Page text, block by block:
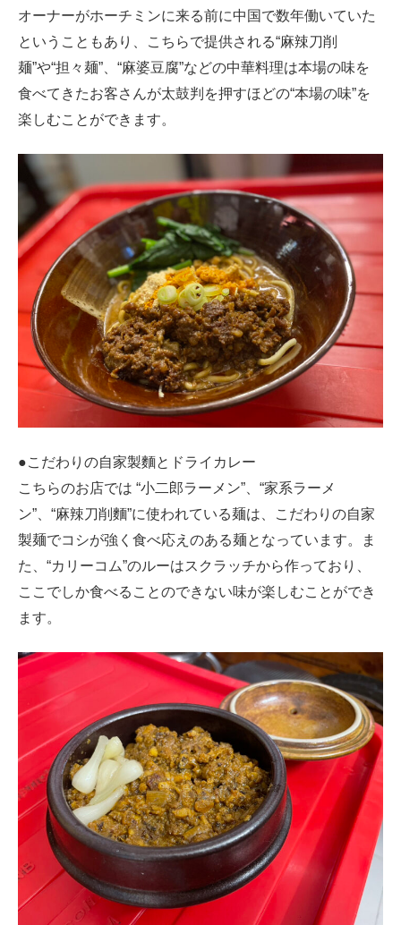
オーナーがホーチミンに来る前に中国で数年働いていた
ということもあり、こちらで提供される“麻辣刀削
麺”や“担々麺”、“麻婆豆腐”などの中華料理は本場の味を
食べてきたお客さんが太鼓判を押すほどの“本場の味”を
楽しむことができます。
●こだわりの自家製麵とドライカレー
こちらのお店では “小二郎ラーメン”、“家系ラーメ
ン”、“麻辣刀削麵”に使われている麺は、こだわりの自家
製麺でコシが強く食べ応えのある麺となっています。ま
た、“カリーコム”のルーはスクラッチから作っており、
ここでしか食べることのできない味が楽しむことができ
ます。